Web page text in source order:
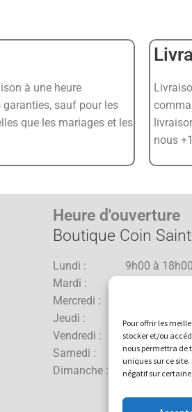
Pour offrir les
stocker et/ou
nous permettra de
uniques sur ce
négatif sur
à une heure
sauf pour les
que les mariages et les
nous
Heure d'ouverture
Boutique Coin
Lundi : 9h00 à 18h00
Mardi : 9h00 à 18h00
Mercredi : 9h00 à 18h00
Jeudi : 9h00 à 21h00
Vendredi : 9h00 à 21h00
Samedi : 9h00 à
Dimanche : 10h00 à